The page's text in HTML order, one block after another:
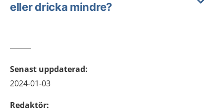
eller dricka mindre?
Senast uppdaterad:
2024-01-03
Redaktör: